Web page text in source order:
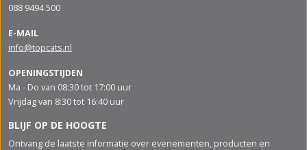
088 9494 500
E-MAIL
info@topcats.nl
OPENINGSTIJDEN
Ma - Do van 08:30 tot 17:00 uur
Vrijdag van 8:30 tot 16:40 uur
BLIJF OP DE HOOGTE
Ontvang de laatste informatie over evenementen, producten en